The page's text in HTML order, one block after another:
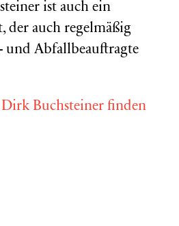
ist auch ein
der auch regelmäßig
und Abfallbeauftragte
Buchsteiner finden